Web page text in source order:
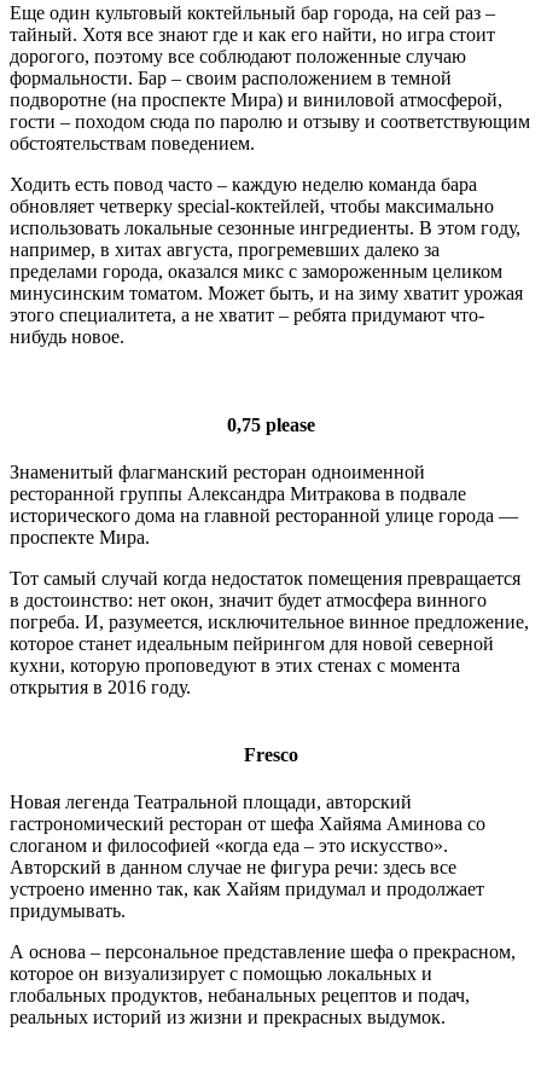
Еще один культовый коктейльный бар города, на сей раз –
тайный. Хотя все знают где и как его найти, но игра стоит
дорогого, поэтому все соблюдают положенные случаю
формальности. Бар – своим расположением в темной
подворотне (на проспекте Мира) и виниловой атмосферой,
гости – походом сюда по паролю и отзыву и соответствующим
обстоятельствам поведением.
Ходить есть повод часто – каждую неделю команда бара
обновляет четверку special-коктейлей, чтобы максимально
использовать локальные сезонные ингредиенты. В этом году,
например, в хитах августа, прогремевших далеко за
пределами города, оказался микс с замороженным целиком
минусинским томатом. Может быть, и на зиму хватит урожая
этого специалитета, а не хватит – ребята придумают что-
нибудь новое.
0,75 please
Знаменитый флагманский ресторан одноименной
ресторанной группы Александра Митракова в подвале
исторического дома на главной ресторанной улице города —
проспекте Мира.
Тот самый случай когда недостаток помещения превращается
в достоинство: нет окон, значит будет атмосфера винного
погреба. И, разумеется, исключительное винное предложение,
которое станет идеальным пейрингом для новой северной
кухни, которую проповедуют в этих стенах с момента
открытия в 2016 году.
Fresco
Новая легенда Театральной площади, авторский
гастрономический ресторан от шефа Хайяма Аминова со
слоганом и философией «когда еда – это искусство».
Авторский в данном случае не фигура речи: здесь все
устроено именно так, как Хайям придумал и продолжает
придумывать.
А основа – персональное представление шефа о прекрасном,
которое он визуализирует с помощью локальных и
глобальных продуктов, небанальных рецептов и подач,
реальных историй из жизни и прекрасных выдумок.